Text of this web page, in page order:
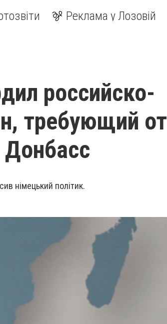
Реклама у Лозовій
российско-
требующий от
німецький політик.